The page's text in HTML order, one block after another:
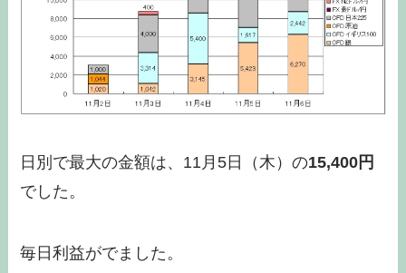
日別で最大の金額は、11月5日（木）の15,400円
でした。
毎日利益がでました。